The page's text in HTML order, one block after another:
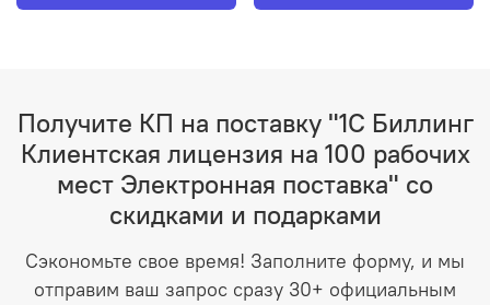
Получите КП на поставку "1С Биллинг
Клиентская лицензия на 100 рабочих
мест Электронная поставка" со
скидками и подарками
Сэкономьте свое время! Заполните форму, и мы
отправим ваш запрос сразу 30+ официальным